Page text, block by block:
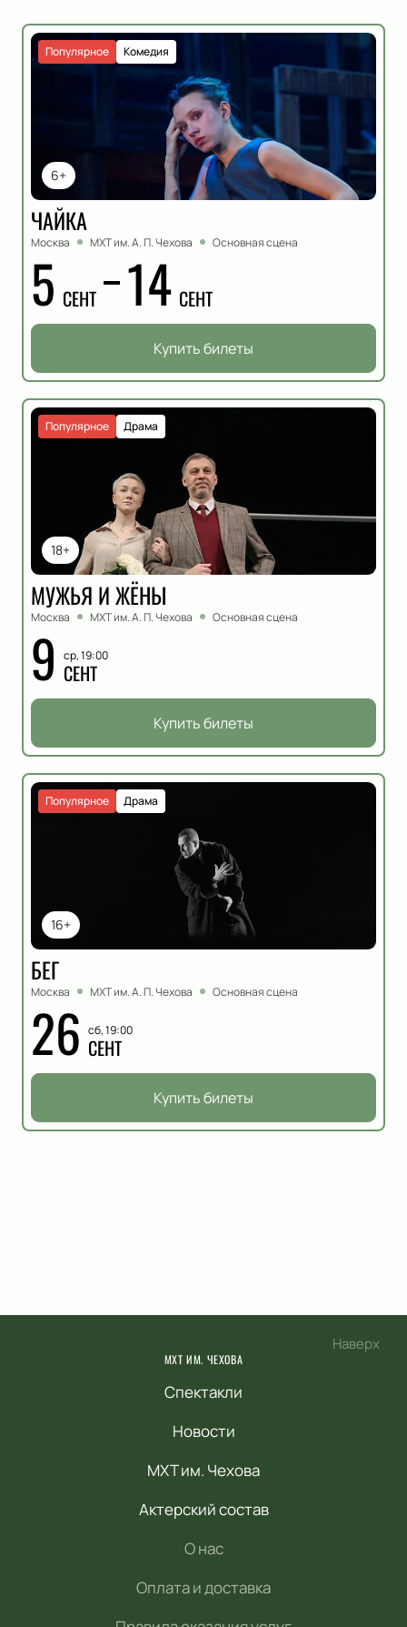
6+
Комедия
Популярное
ЧАЙКА
Москва МХТ им. А. П. Чехова Основная сцена
5 СЕНТ 14 СЕНТ
Купить билеты
18+
Драма
Популярное
МУЖЬЯ И ЖЁНЫ
Москва МХТ им. А. П. Чехова Основная сцена
9 ср, 19:00
СЕНТ
Купить билеты
16+
Драма
Популярное
БЕГ
Москва МХТ им. А. П. Чехова Основная сцена
26 сб, 19:00
СЕНТ
Купить билеты
Наверх
МХТ ИМ. ЧЕХОВА
Спектакли
Новости
МХТ им. Чехова
Актерский состав
О нас
Оплата и доставка